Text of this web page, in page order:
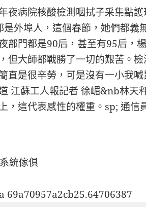
病院核酸檢測咽拭子采集點護
是外埠人，這個春節，她們都義
部門都是90后，甚至有95后，
但大師都戰勝了一切的艱苦。
直是很辛勞，可是沒有一小我
江蘇工人報記者 徐嵋&nb林天
，這代表感性的權重。sp; 通信
統傢俱
69a70957a2cb25.64706387